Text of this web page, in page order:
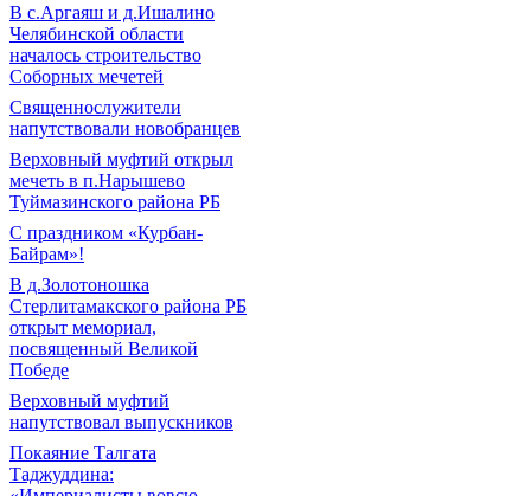
В с.Аргаяш и д.Ишалино
Челябинской области
началось строительство
Соборных мечетей
Священнослужители
напутствовали новобранцев
Верховный муфтий открыл
мечеть в п.Нарышево
Туймазинского района РБ
С праздником «Курбан-
Байрам»!
В д.Золотоношка
Стерлитамакского района РБ
открыт мемориал,
посвященный Великой
Победе
Верховный муфтий
напутствовал выпускников
Покаяние Талгата
Таджуддина: